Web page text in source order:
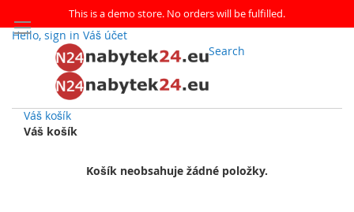
This is a demo store. No orders will be fulfilled.
Hello, sign in Váš účet
Search
Váš košík
Váš košík
Košík neobsahuje žádné položky.